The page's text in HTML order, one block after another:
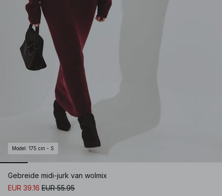
Model : 175 cm - S
Gebreide midi-jurk van wolmix
EUR 39.16 EUR 55.95